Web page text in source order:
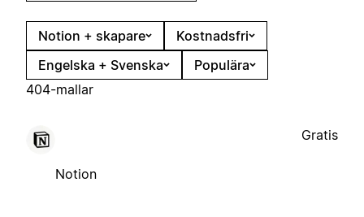
Notion + skapare
Kostnadsfri
Engelska + Svenska
Populära
404-mallar
Notion
Gratis